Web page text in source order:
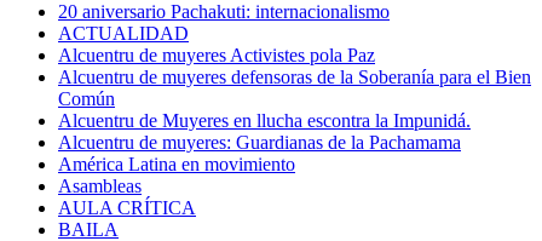
20 aniversario Pachakuti: internacionalismo
ACTUALIDAD
Alcuentru de muyeres Activistes pola Paz
Alcuentru de muyeres defensoras de la Soberanía para el Bien
Común
Alcuentru de Muyeres en llucha escontra la Impunidá.
Alcuentru de muyeres: Guardianas de la Pachamama
América Latina en movimiento
Asambleas
AULA CRÍTICA
BAILA